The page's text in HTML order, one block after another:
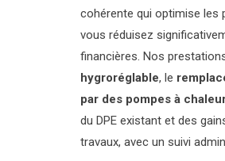
cohérente qui optimise les
vous réduisez
financières. Nos
hygroréglable, le
par des pompes à
du DPE existant et des
travaux, avec un suivi